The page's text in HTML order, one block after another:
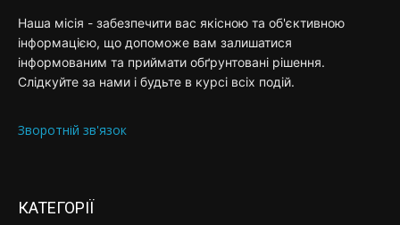
Наша місія - забезпечити вас якісною та об'єктивною
інформацією, що допоможе вам залишатися
інформованим та приймати обґрунтовані рішення.
Слідкуйте за нами і будьте в курсі всіх подій.
Зворотній зв'язок
КАТЕГОРІЇ